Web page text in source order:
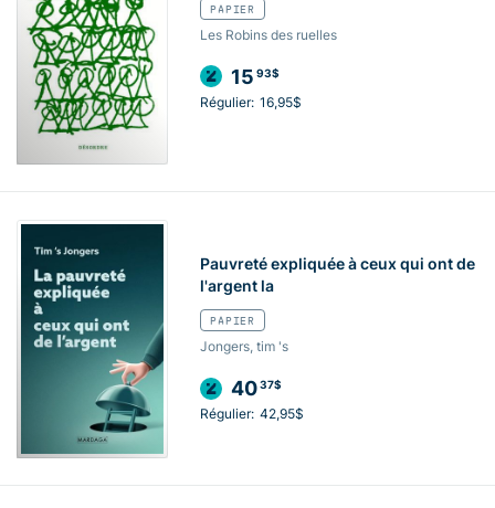
PAPIER
Les Robins des ruelles
15 93$
Régulier: 16,95$
Pauvreté expliquée à ceux qui ont de
l'argent la
PAPIER
Jongers, tim 's
4037$
Régulier: 42,95$